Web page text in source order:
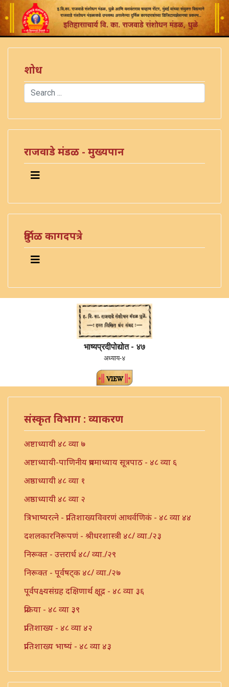
शोध
Search
राजवाडे मंडळ - मुख्यपान
दुर्मिळ कागदपत्रे
भाष्यप्रदीपोद्योत - ४७
अध्याय-४
संस्कृत विभाग : व्याकरण
अष्टाध्यायी ४८ व्या ७
अष्टाध्यायी-पाणिनीय प्रथमाध्याय सूत्रपाठ - ४८ व्या ६
अष्ठाध्यायी ४८ व्या १
अष्ठाध्यायी ४८ व्या २
त्रिभाष्यरत्ने - प्रातिशाख्यविवरणं आथर्वणिकं - ४८ व्या ४४
दशलकारनिरूपणं - श्रीधरशास्त्री ४८/ व्या./२३
निरूक्त - उत्तरार्ध ४८/ व्या./२९
निरूक्त - पूर्वषट्क ४८/ व्या./२७
पूर्वपक्ष्यसंग्रह दक्षिणार्थ क्षूद्र - ४८ व्या ३६
प्रक्रिया - ४८ व्या ३९
प्रातिशाख्य - ४८ व्या ४२
प्रातिशाख्य भाष्यं - ४८ व्या ४३
प्रौढमनोरमा ४८ व्या ४६